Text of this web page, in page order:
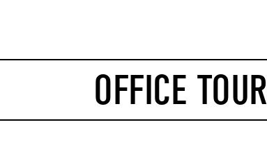
OFFICE TOUR